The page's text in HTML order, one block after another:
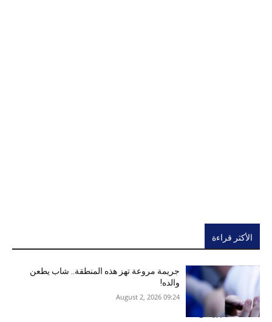
الأكثر قراءة
جريمة مروعة تهز هذه المنطقة.. شاب يطعن
والده!
09:24 2026 ,August 2